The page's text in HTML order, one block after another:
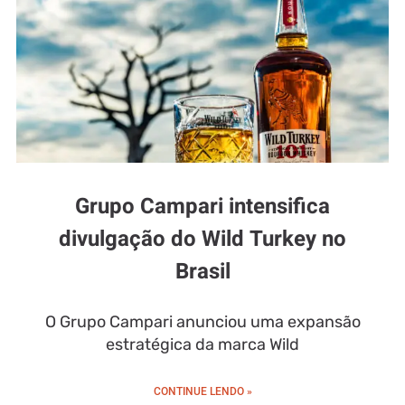
Grupo Campari intensifica
divulgação do Wild Turkey no
Brasil
O Grupo Campari anunciou uma expansão
estratégica da marca Wild
CONTINUE LENDO »